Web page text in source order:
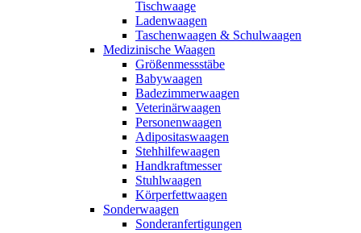
Tischwaage
Ladenwaagen
Taschenwaagen & Schulwaagen
Medizinische Waagen
Größenmessstäbe
Babywaagen
Badezimmerwaagen
Veterinärwaagen
Personenwaagen
Adipositaswaagen
Stehhilfewaagen
Handkraftmesser
Stuhlwaagen
Körperfettwaagen
Sonderwaagen
Sonderanfertigungen